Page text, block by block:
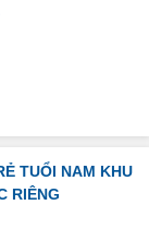
TUỔI NAM KHU
RIÊNG